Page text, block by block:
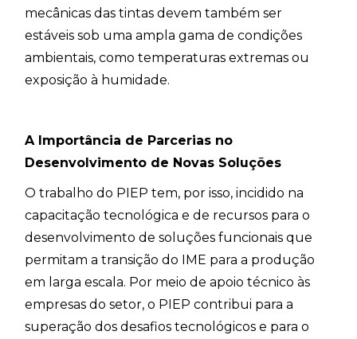
mecânicas das tintas devem também ser
estáveis sob uma ampla gama de condições
ambientais, como temperaturas extremas ou
exposição à humidade.
A Importância de Parcerias no
Desenvolvimento de Novas Soluções
O trabalho do PIEP tem, por isso, incidido na
capacitação tecnológica e de recursos para o
desenvolvimento de soluções funcionais que
permitam a transição do IME para a produção
em larga escala. Por meio de apoio técnico às
empresas do setor, o PIEP contribui para a
superação dos desafios tecnológicos e para o